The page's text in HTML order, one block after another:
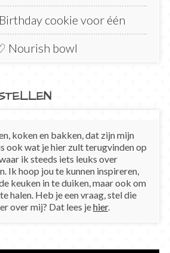
cookie voor één
Nourish bowl
koken en bakken, dat zijn mijn
ook wat je hier zult terugvinden op
ik steeds iets leuks over
Ik hoop jou te kunnen inspireren,
keuken in te duiken, maar ook om
halen. Heb je een vraag, stel die
over mij? Dat lees jehier.